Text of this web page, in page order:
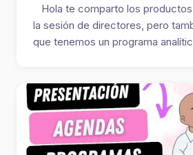
Hola te comparto los
la sesión de directores, pero
que tenemos un programa